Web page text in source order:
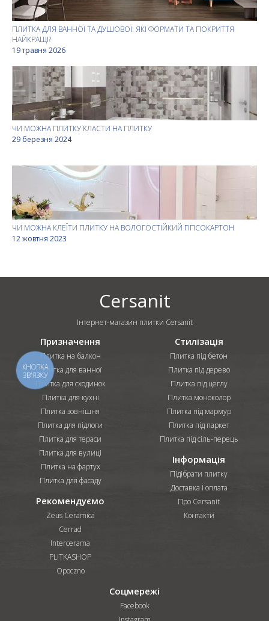
ПЛИТКА ДЛЯ ВАННОЇ ТА ДУШОВОЇ: ЯКІ ФОРМАТИ ТА ПОКРИТТЯ
НАЙКРАЩІ?
19 травня 2026
ЧИ МОЖНА ПЛИТКУ КЛАСТИ НА ПЛИТКУ
29 березня 2024
ЧИ МОЖНА КЛЕЇТИ ПЛИТКУ НА ВОЛОГОСТІЙКИЙ ГІПСОКАРТОН
12 жовтня 2023
Cersanit
Інтернет-магазин плитки Cersanit
Призначення
Плитка на балкон
Плитка для ванної
Плитка для сходинок
Плитка для кухні
Плитка зовнішня
Плитка для підлоги
Плитка для тераси
Плитка для вулиці
Плитка на фартух
Плитка для фасаду
Стилізація
Плитка під бетон
Плитка під дерево
Плитка під цеглу
Плитка моноколор
Плитка під мармур
Плитка під паркет
Плитка під сіль-перець
Інформація
Підібрати плитку
Доставка і оплата
Про Cersanit
Контакти
Рекомендуємо
Zeus Ceramica
Cerrad
Intercerama
PLITKASHOP
Opoczno
Соцмережі
Facebook
КНОПКА
ЗВ'ЯЗКУ